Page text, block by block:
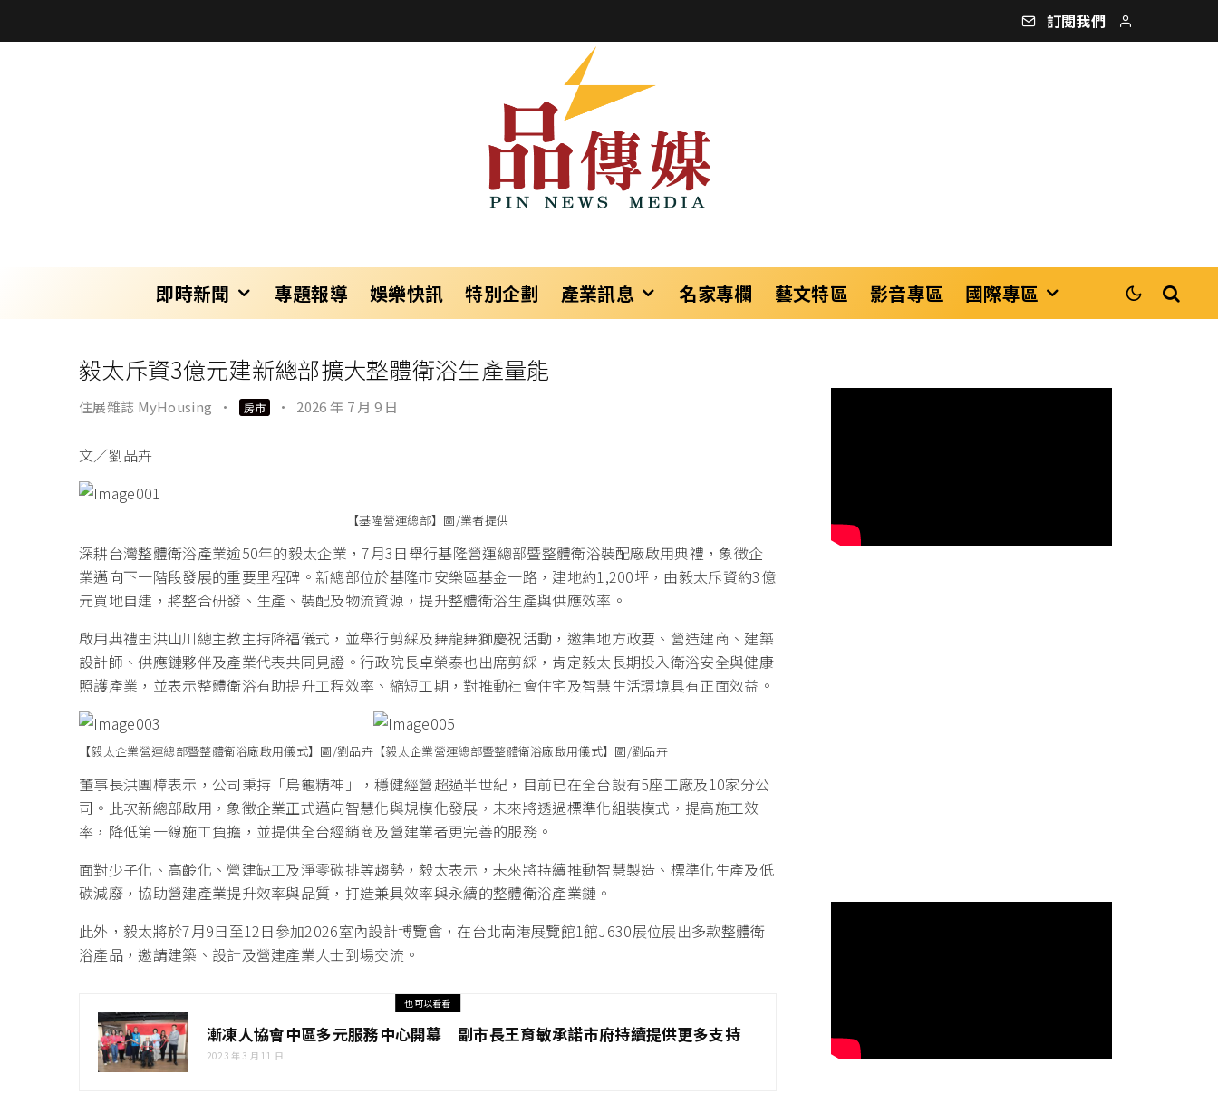
訂閱我們
即時新聞 專題報導 娛樂快訊 特別企劃 產業訊息 名家專欄 藝文特區 影音專區 國際專區
毅太斥資3億元建新總部擴大整體衛浴生產量能
住展雜誌 MyHousing · 房市 · 2026 年 7 月 9 日
文／劉品卉
【基隆營運總部】圖/業者提供
深耕台灣整體衛浴產業逾50年的毅太企業，7月3日舉行基隆營運總部暨整體衛浴裝配廠啟用典禮，象徵企
業邁向下一階段發展的重要里程碑。新總部位於基隆市安樂區基金一路，建地約1,200坪，由毅太斥資約3億
元買地自建，將整合研發、生產、裝配及物流資源，提升整體衛浴生產與供應效率。
啟用典禮由洪山川總主教主持降福儀式，並舉行剪綵及舞龍舞獅慶祝活動，邀集地方政要、營造建商、建築
設計師、供應鏈夥伴及產業代表共同見證。行政院長卓榮泰也出席剪綵，肯定毅太長期投入衛浴安全與健康
照護產業，並表示整體衛浴有助提升工程效率、縮短工期，對推動社會住宅及智慧生活環境具有正面效益。
【毅太企業營運總部暨整體衛浴廠啟用儀式】圖/劉品卉 【毅太企業營運總部暨整體衛浴廠啟用儀式】圖/劉品卉
董事長洪團樟表示，公司秉持「烏龜精神」，穩健經營超過半世紀，目前已在全台設有5座工廠及10家分公
司。此次新總部啟用，象徵企業正式邁向智慧化與規模化發展，未來將透過標準化組裝模式，提高施工效
率，降低第一線施工負擔，並提供全台經銷商及營建業者更完善的服務。
面對少子化、高齡化、營建缺工及淨零碳排等趨勢，毅太表示，未來將持續推動智慧製造、標準化生產及低
碳減廢，協助營建產業提升效率與品質，打造兼具效率與永續的整體衛浴產業鏈。
此外，毅太將於7月9日至12日參加2026室內設計博覽會，在台北南港展覽館1館J630展位展出多款整體衛
浴產品，邀請建築、設計及營建產業人士到場交流。
也可以看看
漸凍人協會中區多元服務中心開幕 副市長王育敏承諾市府持續提供更多支持
2023 年 3 月 11 日